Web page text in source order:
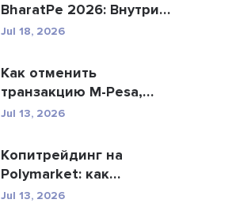
BharatPe 2026: Внутри
фин...
Jul 18, 2026
Как отменить
транзакцию M-Pesa,
отправ�...
Jul 13, 2026
Копитрейдинг на
Polymarket: как
безопасн�...
Jul 13, 2026